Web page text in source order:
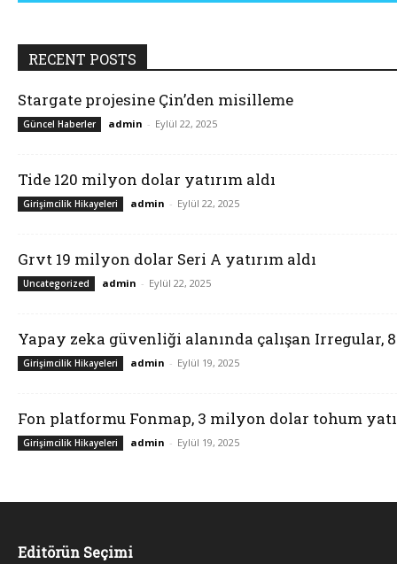
RECENT POSTS
Stargate projesine Çin’den misilleme
Güncel Haberler admin - Eylül 22, 2025
Tide 120 milyon dolar yatırım aldı
Girişimcilik Hikayeleri admin - Eylül 22, 2025
Grvt 19 milyon dolar Seri A yatırım aldı
Uncategorized admin - Eylül 22, 2025
Yapay zeka güvenliği alanında çalışan Irregular,
Girişimcilik Hikayeleri admin - Eylül 19, 2025
Fon platformu Fonmap, 3 milyon dolar tohum
Girişimcilik Hikayeleri admin - Eylül 19, 2025
Editörün Seçimi